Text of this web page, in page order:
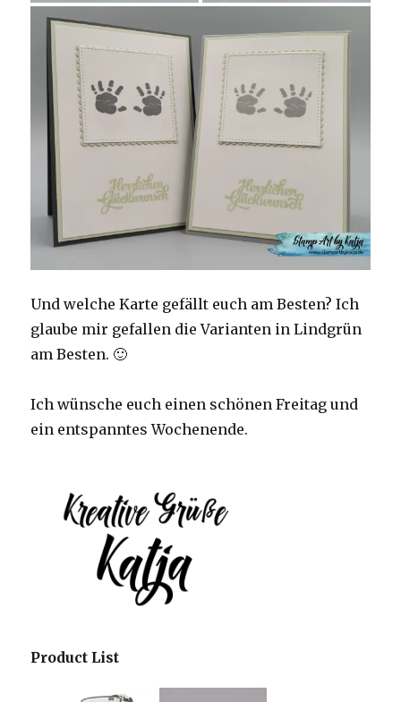
Und welche Karte gefällt euch am Besten? Ich
glaube mir gefallen die Varianten in Lindgrün
am Besten. 🙂
Ich wünsche euch einen schönen Freitag und
ein entspanntes Wochenende.
Product List